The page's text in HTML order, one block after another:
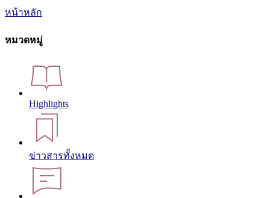
หน้าหลัก
หมวดหมู่
Highlights
ข่าวสารทั้งหมด